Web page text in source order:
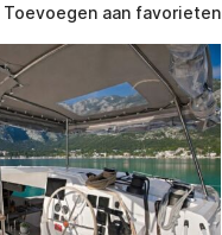
Toevoegen aan favorieten